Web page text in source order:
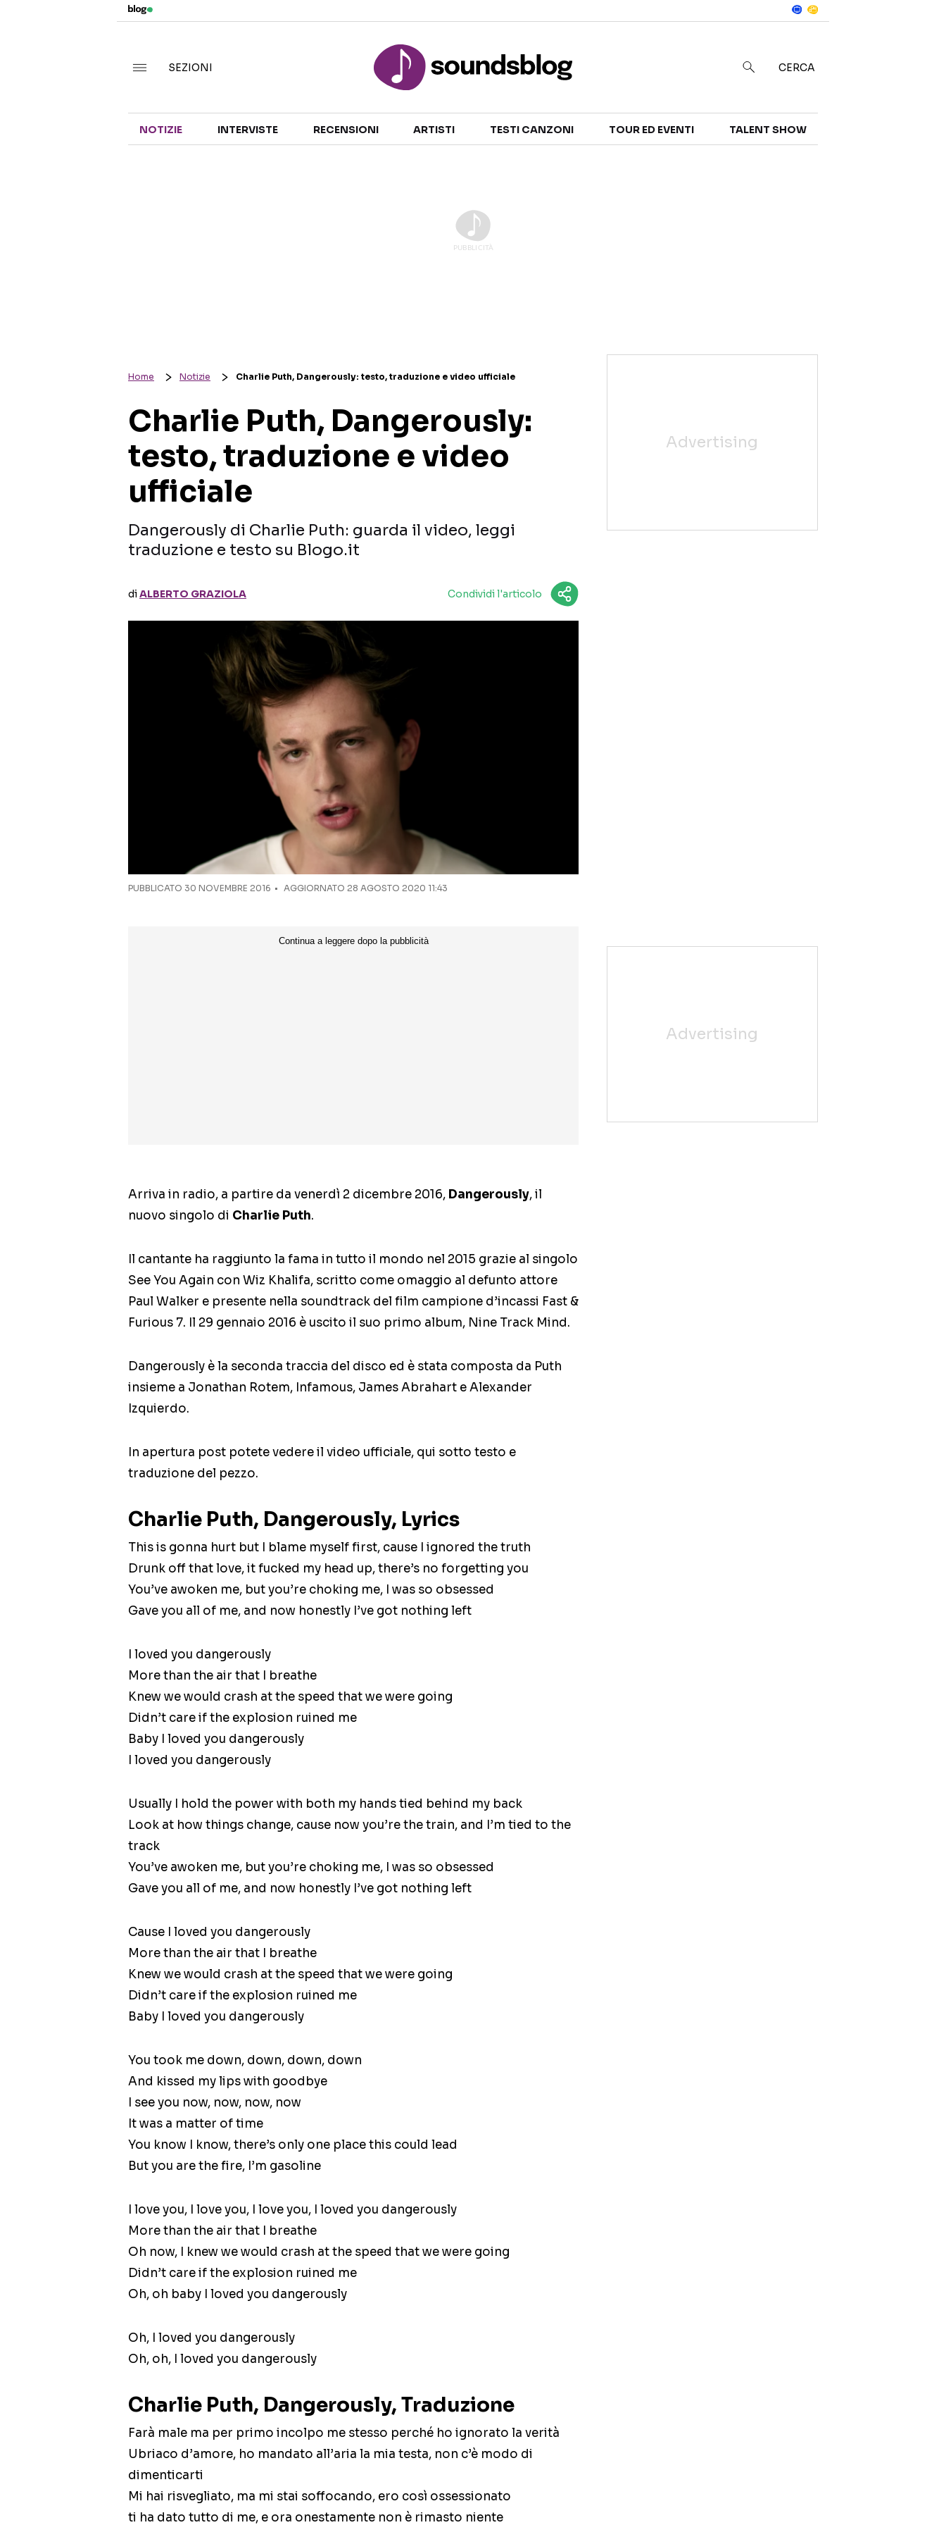
TALENT SHOW
SEZIONI CERCA
NOTIZIE INTERVISTE RECENSIONI ARTISTI TESTI CANZONI TOUR ED EVENTI TALENT SHOW
Home Notizie Charlie Puth, Dangerously: testo, traduzione e video ufficiale
Charlie Puth, Dangerously:
testo, traduzione e video
ufficiale
Dangerously di Charlie Puth: guarda il video, leggi
traduzione e testo su Blogo.it
diALBERTO GRAZIOLA Condividi l'articolo
PUBBLICATO 30 NOVEMBRE 2016 AGGIORNATO 28 AGOSTO 2020 11:43
Arriva in radio, a partire da venerdì 2 dicembre 2016, Dangerously, il
nuovo singolo di Charlie Puth.
Il cantante ha raggiunto la fama in tutto il mondo nel 2015 grazie al singolo
See You Again con Wiz Khalifa, scritto come omaggio al defunto attore
Paul Walker e presente nella soundtrack del film campione d’incassi Fast &
Furious 7. Il 29 gennaio 2016 è uscito il suo primo album, Nine Track Mind.
Dangerously è la seconda traccia del disco ed è stata composta da Puth
insieme a Jonathan Rotem, Infamous, James Abrahart e Alexander
Izquierdo.
In apertura post potete vedere il video ufficiale, qui sotto testo e
traduzione del pezzo.
Charlie Puth, Dangerously, Lyrics
This is gonna hurt but I blame myself first, cause I ignored the truth
Drunk off that love, it fucked my head up, there’s no forgetting you
You’ve awoken me, but you’re choking me, I was so obsessed
Gave you all of me, and now honestly I’ve got nothing left
I loved you dangerously
More than the air that I breathe
Knew we would crash at the speed that we were going
Didn’t care if the explosion ruined me
Baby I loved you dangerously
I loved you dangerously
Usually I hold the power with both my hands tied behind my back
Look at how things change, cause now you’re the train, and I’m tied to the
track
You’ve awoken me, but you’re choking me, I was so obsessed
Gave you all of me, and now honestly I’ve got nothing left
Cause I loved you dangerously
More than the air that I breathe
Knew we would crash at the speed that we were going
Didn’t care if the explosion ruined me
Baby I loved you dangerously
You took me down, down, down, down
And kissed my lips with goodbye
I see you now, now, now, now
It was a matter of time
You know I know, there’s only one place this could lead
But you are the fire, I’m gasoline
I love you, I love you, I love you, I loved you dangerously
More than the air that I breathe
Oh now, I knew we would crash at the speed that we were going
Didn’t care if the explosion ruined me
Oh, oh baby I loved you dangerously
Oh, I loved you dangerously
Oh, oh, I loved you dangerously
Charlie Puth, Dangerously, Traduzione
Farà male ma per primo incolpo me stesso perché ho ignorato la verità
Ubriaco d’amore, ho mandato all’aria la mia testa, non c’è modo di
dimenticarti
Mi hai risvegliato, ma mi stai soffocando, ero così ossessionato
ti ha dato tutto di me, e ora onestamente non è rimasto niente